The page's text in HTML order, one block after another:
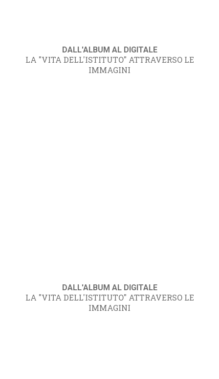
DALL'ALBUM AL DIGITALE
LA "VITA DELL'ISTITUTO" ATTRAVERSO LE
IMMAGINI
DALL'ALBUM AL DIGITALE
LA "VITA DELL'ISTITUTO" ATTRAVERSO LE
IMMAGINI